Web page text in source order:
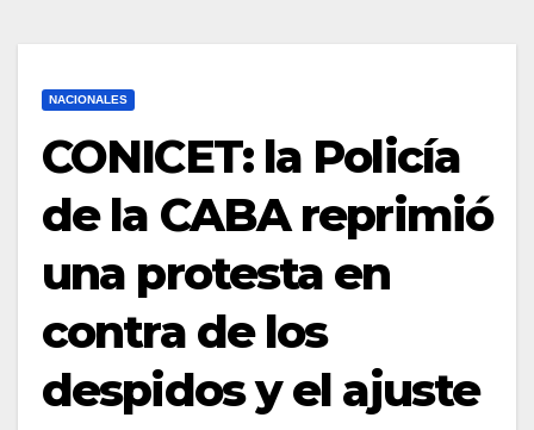
NACIONALES
CONICET: la Policía
de la CABA reprimió
una protesta en
contra de los
despidos y el ajuste